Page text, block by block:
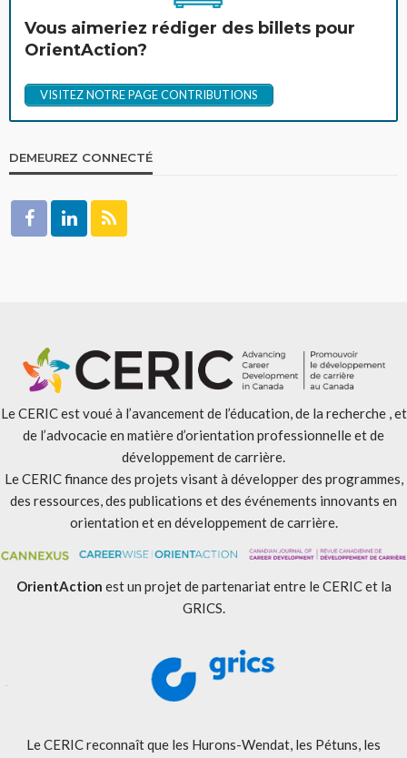
Vous aimeriez rédiger des billets pour
OrientAction?
VISITEZ NOTRE PAGE CONTRIBUTIONS
DEMEUREZ CONNECTÉ
Le CERIC est voué à l’avancement de l’éducation, de la recherche , et
de l’advocacie en matière d’orientation professionnelle et de
développement de carrière.
Le CERIC finance des projets visant à développer des programmes,
des ressources, des publications et des événements innovants en
orientation et en développement de carrière.
OrientAction est un projet de partenariat entre le CERIC et la
GRICS.
Le CERIC reconnaît que les Hurons-Wendat, les Pétuns, les